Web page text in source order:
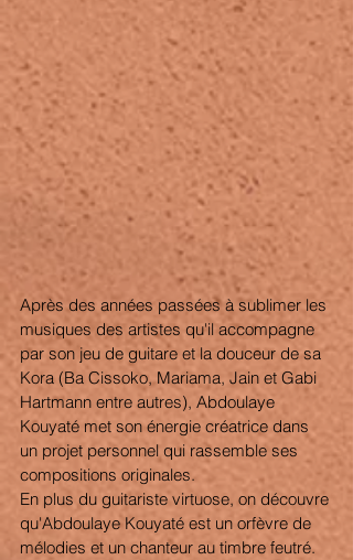
Après des années passées à sublimer les
musiques des artistes qu'il accompagne
par son jeu de guitare et la douceur de sa
Kora (Ba Cissoko, Mariama, Jain et Gabi
Hartmann entre autres), Abdoulaye
Kouyaté met son énergie créatrice dans
un projet personnel qui rassemble ses
compositions originales.
En plus du guitariste virtuose, on découvre
qu'Abdoulaye Kouyaté est un orfèvre de
mélodies et un chanteur au timbre feutré.